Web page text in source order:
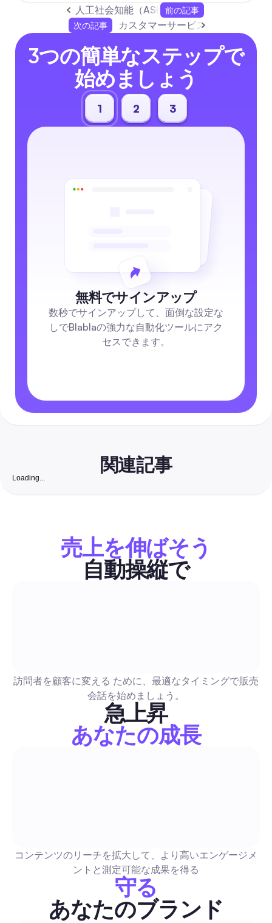
人工社会知能（ASI）：その意味と重要性
前の記事
次の記事
カスタマーサービス向けRPA：体
3つの簡単なステップで
始めましょう
1 2 3
無料でサインアップ
数秒でサインアップして、面倒な設定な
しでBlablaの強力な自動化ツールにアク
セスできます。
関連記事
ンガイドです。信頼できる無料の壁紙サイトを発見し、各サイ
のライセンス概要、クイック確認チェックリスト、ソーシャル
ズのプリセット、ネーミングテンプレート、自動化対応のワー
ーをすぐにあなたの投稿、DM、広告のツールチェーンに取り
ソーシャルメディアガイド
個別および一括でハイライトをダウンロードするためのステッ
ステップのモバイルおよびデスクトップ方法、さらに信頼性の
ールの厳選されたリストを紹介。ソーシャルチームがハイライ
存、再利用し、DM、コメント、リードフローに統合できるよ
的ガイドラインやすぐに使える自動化テンプレートも含まれて
ソーシャルメディアガイド
ブツールとサードパーティツールを使い分けるタイミングを解
す。ダウンロード可能なCSVテンプレート、コンテンツカレン
ワークフロー、チームや代理店向けの安全な自動化パターンも
ソーシャルメディアガイド
Loading...
売上を伸ばそう
自動操縦で
訪問者を顧客に変える ために、最適なタイミングで販売
会話を始めましょう。
急上昇
あなたの成長
コンテンツのリーチを拡大して、より高いエンゲージメ
ントと測定可能な成果を得る
守る
あなたのブランド